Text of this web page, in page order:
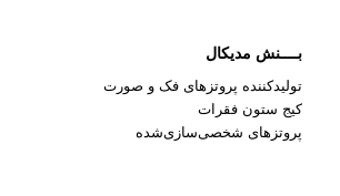
بــــنش مدیکال
تولیدکننده پروتزهای فک و صورت
کیج ستون فقرات
پروتزهای شخصی‌سازی‌شده